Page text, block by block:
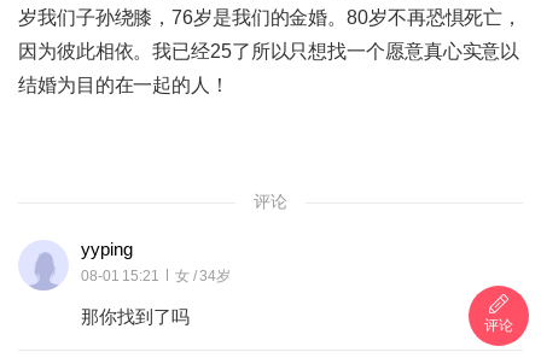
岁我们子孙绕膝，76岁是我们的金婚。80岁不再恐惧死亡，
因为彼此相依。我已经25了所以只想找一个愿意真心实意以
结婚为目的在一起的人！
评论
yyping
08-01 15:21 女 / 34岁
那你找到了吗 评论